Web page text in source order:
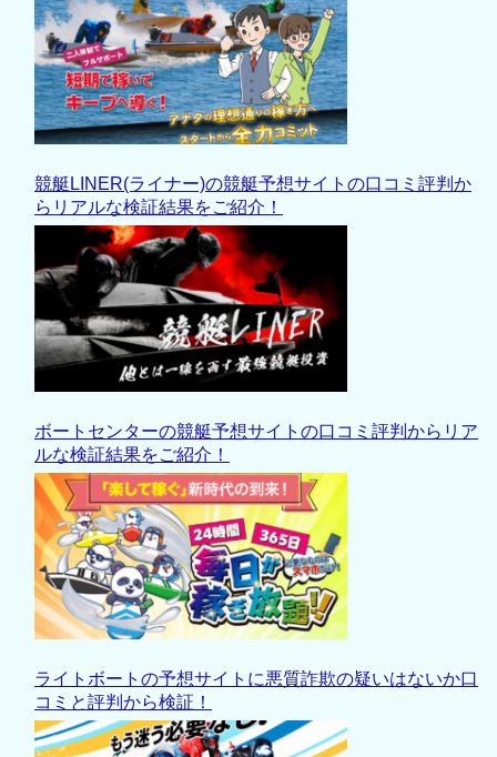
競艇LINER(ライナー)の競艇予想サイトの口コミ評判か
らリアルな検証結果をご紹介！
ボートセンターの競艇予想サイトの口コミ評判からリア
ルな検証結果をご紹介！
ライトボートの予想サイトに悪質詐欺の疑いはないか口
コミと評判から検証！